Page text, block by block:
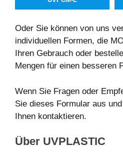
Oder Sie können von uns
individuellen Formen, die
Ihren Gebrauch oder
Mengen für einen besseren
Wenn Sie Fragen oder
Sie dieses Formular aus
Ihnen kontaktieren.
Über UVPLASTIC